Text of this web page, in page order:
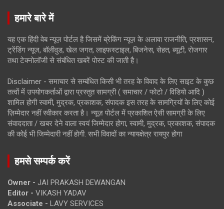
हमारे बारे में
यह एक हिंदी वेब न्यूज़ पोर्टल है जिसमें ब्रेकिंग न्यूज़ के अलावा राजनीति, प्रशासन,
ट्रेंडिंग न्यूज, बॉलीवुड, खेल जगत, लाइफस्टाइल, बिजनेस, सेहत, ब्यूटी, रोजगार
तथा टेक्नोलॉजी से संबंधित खबरें पोस्ट की जाती है।
Disclaimer - समाचार से सम्बंधित किसी भी तरह के विवाद के लिए साइट के कुछ
तत्वों में उपयोगकर्ताओं द्वारा प्रस्तुत सामग्री ( समाचार / फोटो / विडियो आदि )
शामिल होगी स्वामी, मुद्रक, प्रकाशक, संपादक इस तरह के सामग्रियों के लिए कोई
ज़िम्मेदार नहीं स्वीकार करता है। न्यूज़ पोर्टल में प्रकाशित ऐसी सामग्री के लिए
संवाददाता / खबर देने वाला स्वयं जिम्मेदार होगा, स्वामी, मुद्रक, प्रकाशक, संपादक
की कोई भी जिम्मेदारी नहीं होगी. सभी विवादों का न्यायक्षेत्र रायपुर होगा
हमसे सम्पर्क करें
Owner - JAI PRAKASH DEWANGAN
Editor - VIKASH YADAV
Associate - LAVY SERVICES